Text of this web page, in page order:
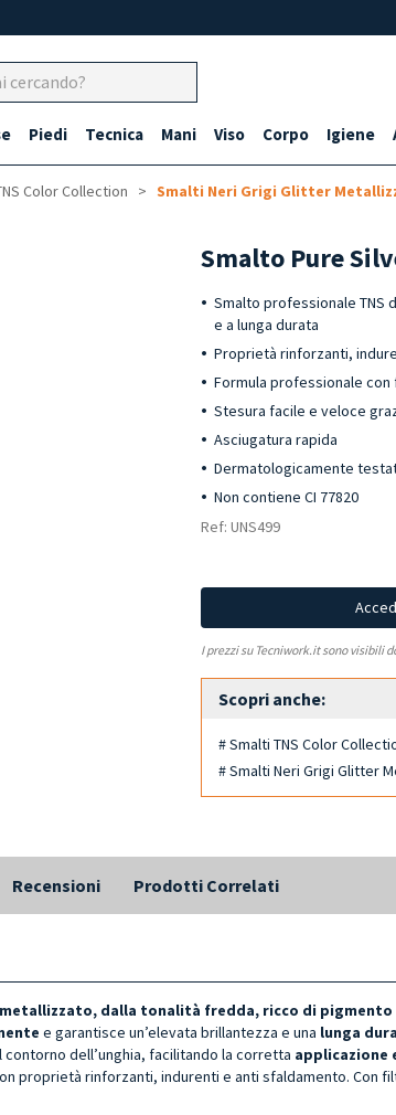
Piedi Tecnica Mani Viso Corpo Igiene
Color Collection Smalti Neri Grigi Glitter
Smalto Pure
Smalto professionale
e a lunga durata
Proprietà rinforzanti,
Formula professionale
Stesura facile e veloce
Asciugatura rapida
Dermatologicamente
Non contiene CI 77820
Ref: UNS499
I prezzi su Tecniwork.it sono visibili
Scopri anche:
# Smalti TNS Color
# Smalti Neri Grigi Glitter
Recensioni Prodotti Correlati
dalla tonalità fredda, ricco di
e garantisce un’elevata brillantezza e una lunga
dell’unghia, facilitando la corretta applicazione
proprietà rinforzanti, indurenti e anti sfaldamento. Con